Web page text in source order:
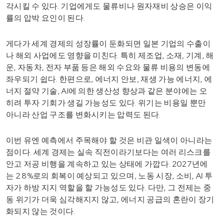
각시킬 수 있다. 기업에게도 물류비나 원자재비 상승은 이익
률의 압박 요인이 된다.
게다가 세계 경제의 성장률이 둔화되면 일본 기업의 수출이
나 해외 사업에도 영향을 미친다. 특히 제조업, 소재, 기계, 해
운, 자동차, 전자 부품 등은 해외 수요와 물류 비용의 변동에
좌우되기 쉽다. 한편으로, 에너지 안보, 재생 가능 에너지, 에
너지 절약 기술, AI에 의한 생산성 향상과 같은 분야에는 오
히려 투자 기회가 생길 가능성도 있다. 위기는 비용일 뿐만
아니라 산업 구조를 변화시키는 압력도 된다.
이번 유엔 예측에서 주목해야 할 것은 비관 일색이 아니라는
점이다. 세계 경제는 실속 직전이라기보다는 여러 리스크를
안고 저공 비행을 계속하고 있는 상태에 가깝다. 2027년에
는 2.8%로의 회복이 예상되고 있으며, 노동 시장, 소비, AI 투
자가 하방 지지 역할을 할 가능성도 있다. 다만, 그 전제는 중
동 위기가 더욱 심각해지지 않고, 에너지 공급의 혼란이 장기
화되지 않는 것이다.